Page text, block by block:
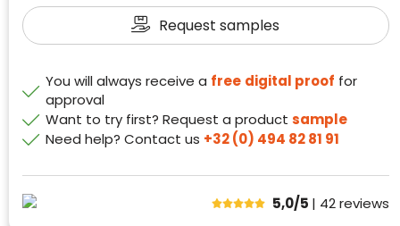
Request samples
You will always receive a free digital proof for
approval
Want to try first? Request a product sample
Need help? Contact us +32 (0) 494 82 81 91
5,0/5 | 42reviews
richtlijnen van Trustindex en waarvan
bewezen is dat ze spamvrij zijn worden door
de verschillende platforms geaccepteerd en
probleem.
Trustindex heeft de contactgegevens van de
onafhankelijk geverifieerd.
CONTACTGEGEVENS
Geverifieerd
Trustindex controleert websites voortdurend